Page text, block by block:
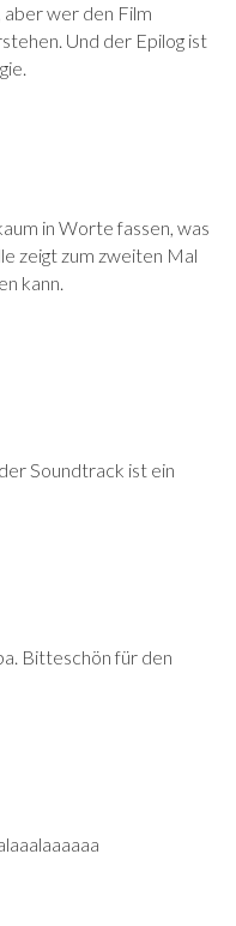
aber wer den Film
Und der Epilog ist
in Worte fassen, was
zeigt zum zweiten Mal
kann.
Soundtrack ist ein
Bitteschön für den